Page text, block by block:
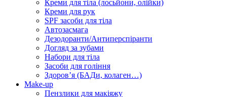
Креми для тіла (лосьйони, олійки)
Креми для рук
SPF засоби для тіла
Автозасмага
Дезодоранти/Антиперспіранти
Догляд за зубами
Набори для тіла
Засоби для гоління
Здоровʼя (БАДи, колаген…)
Make-up
Пензлики для макіяжу